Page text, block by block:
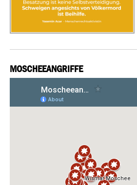
MOSCHEEANGRIFFE